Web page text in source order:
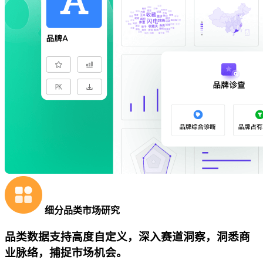
细分品类市场研究
品类数据支持高度自定义，深入赛道洞察，洞悉商
业脉络，捕捉市场机会。